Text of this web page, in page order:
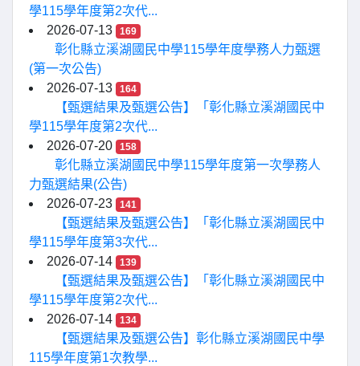
學115學年度第2次代...
2026-07-13
169
彰化縣立溪湖國民中學115學年度學務人力甄選
(第一次公告)
2026-07-13
164
【甄選結果及甄選公告】「彰化縣立溪湖國民中
學115學年度第2次代...
2026-07-20
158
彰化縣立溪湖國民中學115學年度第一次學務人
力甄選結果(公告)
2026-07-23
141
【甄選結果及甄選公告】「彰化縣立溪湖國民中
學115學年度第3次代...
2026-07-14
139
【甄選結果及甄選公告】「彰化縣立溪湖國民中
學115學年度第2次代...
2026-07-14
134
【甄選結果及甄選公告】彰化縣立溪湖國民中學
115學年度第1次教學...